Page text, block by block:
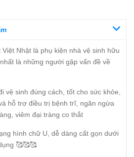
Nhật là phụ kiện nhà vệ sinh hữu
là những người gặp vấn đề về
vệ sinh đúng cách, tốt cho sức khỏe,
hỗ trợ điều trị bệnh trĩ, ngăn ngừa
viêm đại tràng co thắt
hình chữ U, dễ dàng cất gọn dưới
🥰🥰🥰